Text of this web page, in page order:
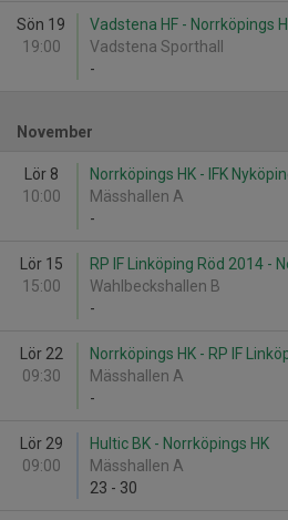
Sön 19
19:00
Vadstena HF - Norrköpings
Vadstena Sporthall
-
November
Lör 8
10:00
Norrköpings HK - IFK
Mässhallen A
-
Lör 15
15:00
RP IF Linköping Röd 2014 -
Wahlbeckshallen B
-
Lör 22
09:30
Norrköpings HK - RP IF
Mässhallen A
-
Lör 29
09:00
Hultic BK - Norrköpings HK
Mässhallen A
23 - 30